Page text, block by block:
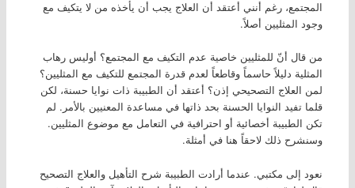
المجتمع، رغم أنني أعتقد أن العلاج يجب أن يأخذه من لا يتكيف مع
وجود المثليين أصلاً.
من قال أنّ للمثليين خاصية عدم التكيف مع المجتمع؟ أوليس رهاب
المثلية دليلاً حاسماً وقاطعاً لعدم قدرة المجتمع للتكيف مع المثليين؟
لمن العلاج التصحيحي إذن؟ أعتقد أن الطبيبة ذات نوايا حسنة، لكن
قلما تفيد النوايا الحسنة بحد ذاتها في مساعدة المعنيين بالأمر. لم
تكن الطبيبة أخصائية أو احترافية في التعامل مع موضوع المثليين.
وسنشرح ذلك لاحقاً هنا في أمثلة.
نعود إلى مكتبي. عندما أرادت الطبيبة شرح التأهيل والعلاج التصحيح